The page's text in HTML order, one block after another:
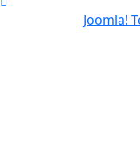
Joomla!